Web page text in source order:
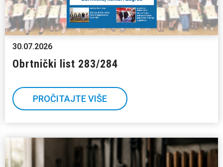
30.07.2026
Obrtnički list 283/284
PROČITAJTE VIŠE